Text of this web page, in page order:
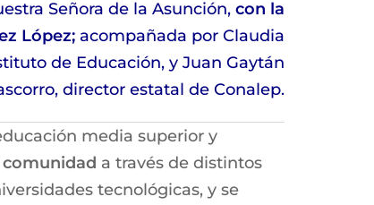
Señora de la Asunción, con la
López; acompañada por Claudia
de Educación, y Juan Gaytán
director estatal de Conalep.
media superior y
a través de distintos
tecnológicas, y se